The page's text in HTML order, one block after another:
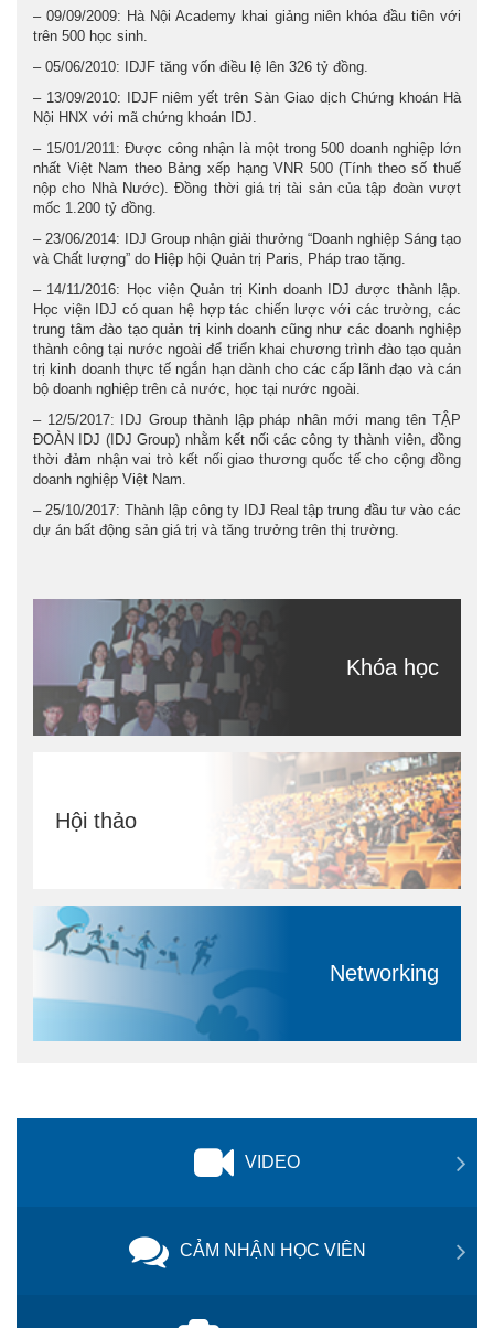
– 09/09/2009: Hà Nội Academy khai giảng niên khóa đầu tiên với
trên 500 học sinh.
– 05/06/2010: IDJF tăng vốn điều lệ lên 326 tỷ đồng.
– 13/09/2010: IDJF niêm yết trên Sàn Giao dịch Chứng khoán Hà
Nội HNX với mã chứng khoán IDJ.
– 15/01/2011: Được công nhận là một trong 500 doanh nghiệp lớn
nhất Việt Nam theo Bảng xếp hạng VNR 500 (Tính theo số thuế
nộp cho Nhà Nước). Đồng thời giá trị tài sản của tập đoàn vượt
mốc 1.200 tỷ đồng.
– 23/06/2014: IDJ Group nhận giải thưởng “Doanh nghiệp Sáng tạo
và Chất lượng” do Hiệp hội Quản trị Paris, Pháp trao tặng.
– 14/11/2016: Học viện Quản trị Kinh doanh IDJ được thành lập.
Học viện IDJ có quan hệ hợp tác chiến lược với các trường, các
trung tâm đào tạo quản trị kinh doanh cũng như các doanh nghiệp
thành công tại nước ngoài để triển khai chương trình đào tạo quản
trị kinh doanh thực tế ngắn hạn dành cho các cấp lãnh đạo và cán
bộ doanh nghiệp trên cả nước, học tại nước ngoài.
– 12/5/2017: IDJ Group thành lập pháp nhân mới mang tên TẬP
ĐOÀN IDJ (IDJ Group) nhằm kết nối các công ty thành viên, đồng
thời đảm nhận vai trò kết nối giao thương quốc tế cho cộng đồng
doanh nghiệp Việt Nam.
– 25/10/2017: Thành lập công ty IDJ Real tập trung đầu tư vào các
dự án bất động sản giá trị và tăng trưởng trên thị trường.
Khóa học
Hội thảo
Networking
VIDEO
CẢM NHẬN HỌC VIÊN